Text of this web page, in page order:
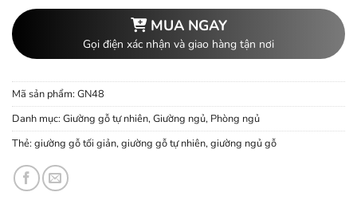
MUA NGAY
Gọi điện xác nhận và giao hàng tận nơi
Mã sản phẩm: GN48
Danh mục: Giường gỗ tự nhiên,Giường ngủ, Phòng ngủ
Thẻ: giường gỗ tối giản,giường gỗ tự nhiên,giường ngủ gỗ